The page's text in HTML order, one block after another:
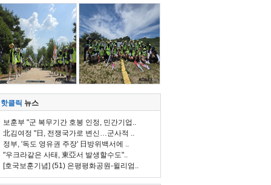
핫클릭 뉴스
보훈부 "군 복무기간 호봉 인정, 민간기업..
北김여정 "日, 전쟁국가로 변신…군사적 ..
정부, '독도 영유권 주장' 日방위백서에 ..
"우크라같은 사태, 東亞서 발생할수도"..
[호국보훈기념] (51) 은평평화공원-윌리엄..